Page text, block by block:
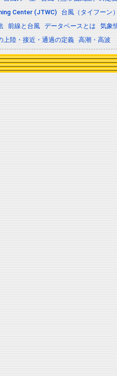
Center (JTWC)
台風（タイフーン
前線と台風 データベースとは
気象
上陸・接近・通過の定義 高潮・高波